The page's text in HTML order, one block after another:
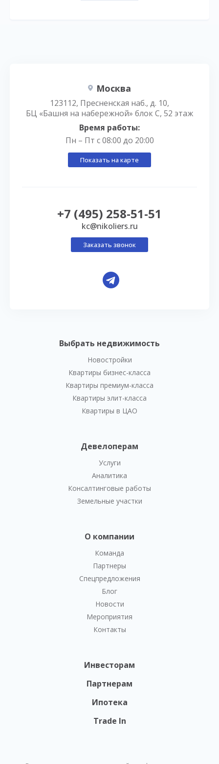
Выбрать недвижимость
Новостройки
Квартиры бизнес-класса
Квартиры премиум-класса
Квартиры элит-класса
Квартиры в ЦАО
Девелоперам
Услуги
Аналитика
Консалтинговые работы
Земельные участки
О компании
Команда
Партнеры
Спецпредложения
Блог
Новости
Мероприятия
Контакты
Инвесторам
Партнерам
Ипотека
Trade In
Москва
123112, Пресненская наб., д. 10,
БЦ «Башня на набережной» блок С, 52 этаж
Время работы:
Пн – Пт с 08:00 до 20:00
Показать на карте
+7 (495) 258-51-51
kc@nikoliers.ru
Заказать звонок